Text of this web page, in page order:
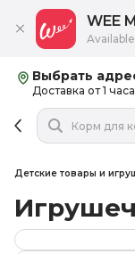
Выбрать
Доставка от 1
Детские товары и
WEE